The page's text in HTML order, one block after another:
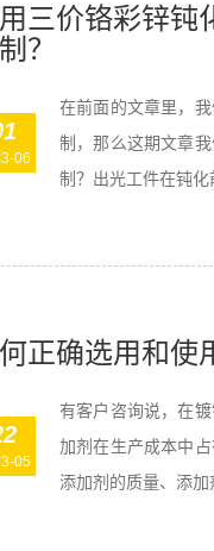
三价铬彩锌钝
？
06
在前面的文章里，
制，那么这期文章
制？出光工件在钝化
正确选用和使
05
有客户咨询说，在
加剂在生产成本中
添加剂的质量、添加